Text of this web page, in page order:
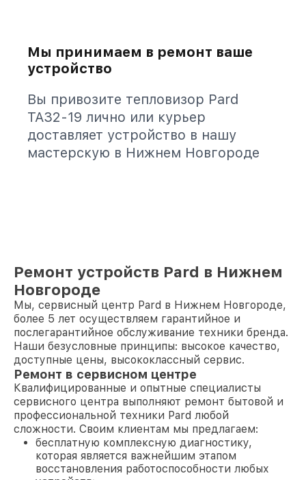
Мы принимаем в ремонт ваше
устройство
Вы привозите тепловизор Pard
TA32-19 лично или курьер
доставляет устройство в нашу
мастерскую в Нижнем Новгороде
Ремонт устройств Pard в Нижнем
Новгороде
Мы, сервисный центр Pard в Нижнем Новгороде,
более 5 лет осуществляем гарантийное и
послегарантийное обслуживание техники бренда.
Наши безусловные принципы: высокое качество,
доступные цены, высококлассный сервис.
Ремонт в сервисном центре
Квалифицированные и опытные специалисты
сервисного центра выполняют ремонт бытовой и
профессиональной техники Pard любой
сложности. Своим клиентам мы предлагаем:
бесплатную комплексную диагностику,
которая является важнейшим этапом
восстановления работоспособности любых